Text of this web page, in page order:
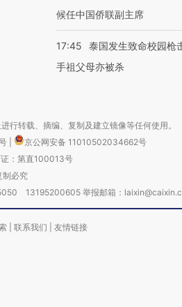
候任中国侨联副主席
17:45
泰国发生致命校园枪
手祖父母亦被杀
行转载、摘编、复制及建立镜像等任何使用。
京公网安备 11010502034662号
：第直100013号
制必究
13195200605 举报邮箱：
联系我们 友情链接